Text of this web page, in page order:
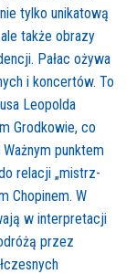
tylko unikatową
także obrazy
Pałac ożywa
i koncertów. To
Leopolda
Grodkowie, co
punktem
relacji „mistrz-
Chopinem. W
w interpretacji
przez